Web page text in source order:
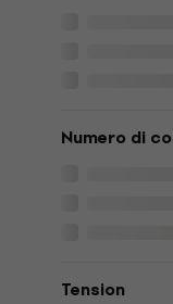
Numero di
Tension